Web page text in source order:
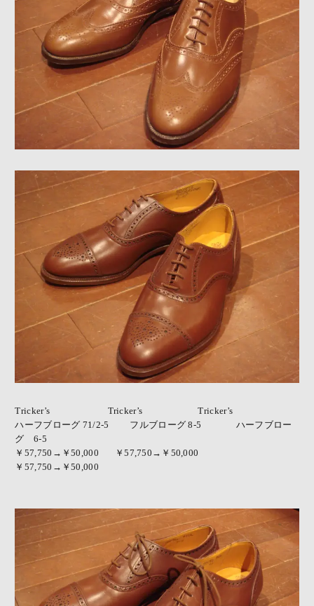
Tricker’s Tricker’s Tricker’s
ハーフブローグ 71/2-5 フルブローグ 8-5 ハーフブロー
グ 6-5
￥57,750→￥50,000 ￥57,750→￥50,000
￥57,750→￥50,000